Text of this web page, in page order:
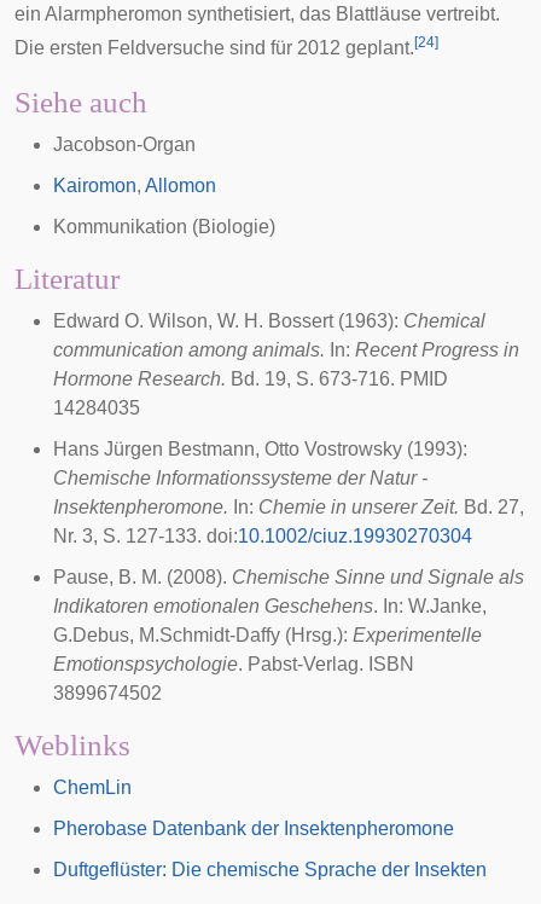
ein Alarmpheromon synthetisiert, das Blattläuse vertreibt.
Die ersten Feldversuche sind für 2012 geplant. [24]
Siehe auch
Jacobson-Organ
Kairomon, Allomon
Kommunikation (Biologie)
Literatur
Edward O. Wilson, W. H. Bossert (1963): Chemical
communication among animals. In: Recent Progress in
Hormone Research. Bd. 19, S. 673-716. PMID
14284035
Hans Jürgen Bestmann, Otto Vostrowsky (1993):
Chemische Informationssysteme der Natur -
Insektenpheromone. In: Chemie in unserer Zeit. Bd. 27,
Nr. 3, S. 127-133. doi:10.1002/ciuz.19930270304
Pause, B. M. (2008). Chemische Sinne und Signale als
Indikatoren emotionalen Geschehens. In: W.Janke,
G.Debus, M.Schmidt-Daffy (Hrsg.): Experimentelle
Emotionspsychologie. Pabst-Verlag. ISBN
3899674502
Weblinks
ChemLin
Pherobase Datenbank der Insektenpheromone
Duftgeflüster: Die chemische Sprache der Insekten